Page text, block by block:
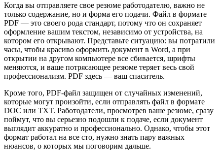
Когда вы отправляете свое резюме работодателю, важно не
только содержание, но и форма его подачи. Файл в формате
PDF — это своего рода стандарт, потому что он сохраняет
оформление вашим текстом, независимо от устройства, на
котором его открывают. Представьте ситуацию: вы потратили
часы, чтобы красиво оформить документ в Word, а при
открытии на другом компьютере все сбивается, шрифты
меняются, и ваше потрясающее резюме теряет весь свой
профессионализм. PDF здесь — ваш спаситель.
Кроме того, PDF-файл защищен от случайных изменений,
которые могут произойти, если отправлять файл в формате
DOC или TXT. Работодатели, просмотрев ваше резюме, сразу
поймут, что вы серьезно подошли к подаче, если документ
выглядит аккуратно и профессионально. Однако, чтобы этот
формат работал на все сто, нужно знать пару важных
нюансов, о которых мы поговорим дальше.